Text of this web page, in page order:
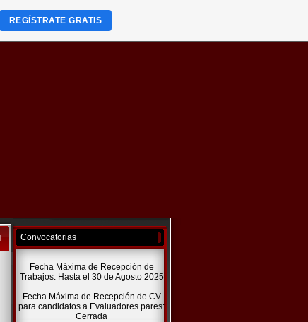
Convocatorias
Fecha Máxima de Recepción de
Trabajos: Hasta el 30 de Agosto 2025
Fecha Máxima de Recepción de CV
para candidatos a Evaluadores pares:
Cerrada
REGÍSTRATE GRATIS